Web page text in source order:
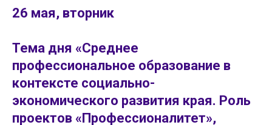
26 мая, вторник
Тема дня «Среднее
профессиональное образование в
контексте социально-
экономического развития края. Роль
проектов «Профессионалитет»,